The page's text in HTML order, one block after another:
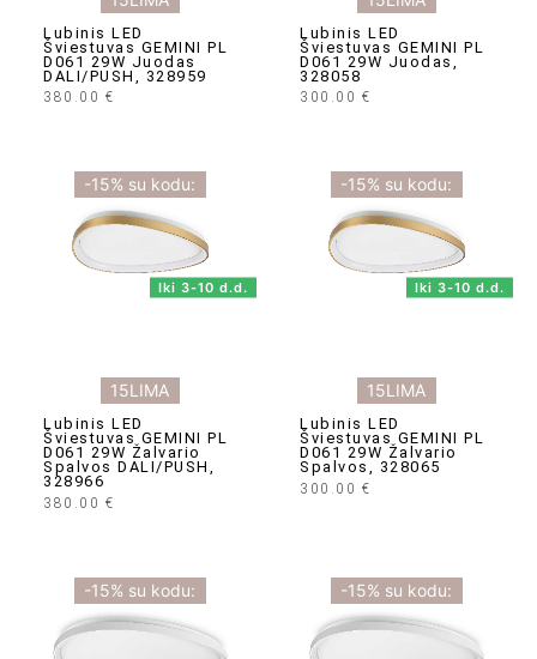
Lubinis LED
Šviestuvas GEMINI PL
D061 29W Juodas
DALI/PUSH, 328959
380.00 €
Lubinis LED
Šviestuvas GEMINI PL
D061 29W Juodas,
328058
300.00 €
15LIMA
-15% su kodu:
Iki 3-10 d.d.
Lubinis LED
Šviestuvas GEMINI PL
D061 29W Žalvario
Spalvos DALI/PUSH,
328966
380.00 €
15LIMA
-15% su kodu:
Iki 3-10 d.d.
Lubinis LED
Šviestuvas GEMINI PL
D061 29W Žalvario
Spalvos, 328065
300.00 €
-15% su kodu: -15% su kodu: